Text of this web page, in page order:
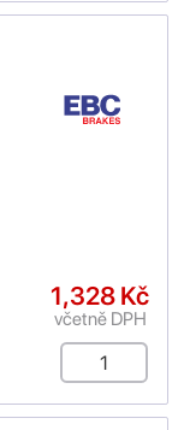
1,328 Kč
včetně DPH